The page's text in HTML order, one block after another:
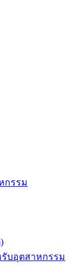
กรรม
บอุตสาหกรรม